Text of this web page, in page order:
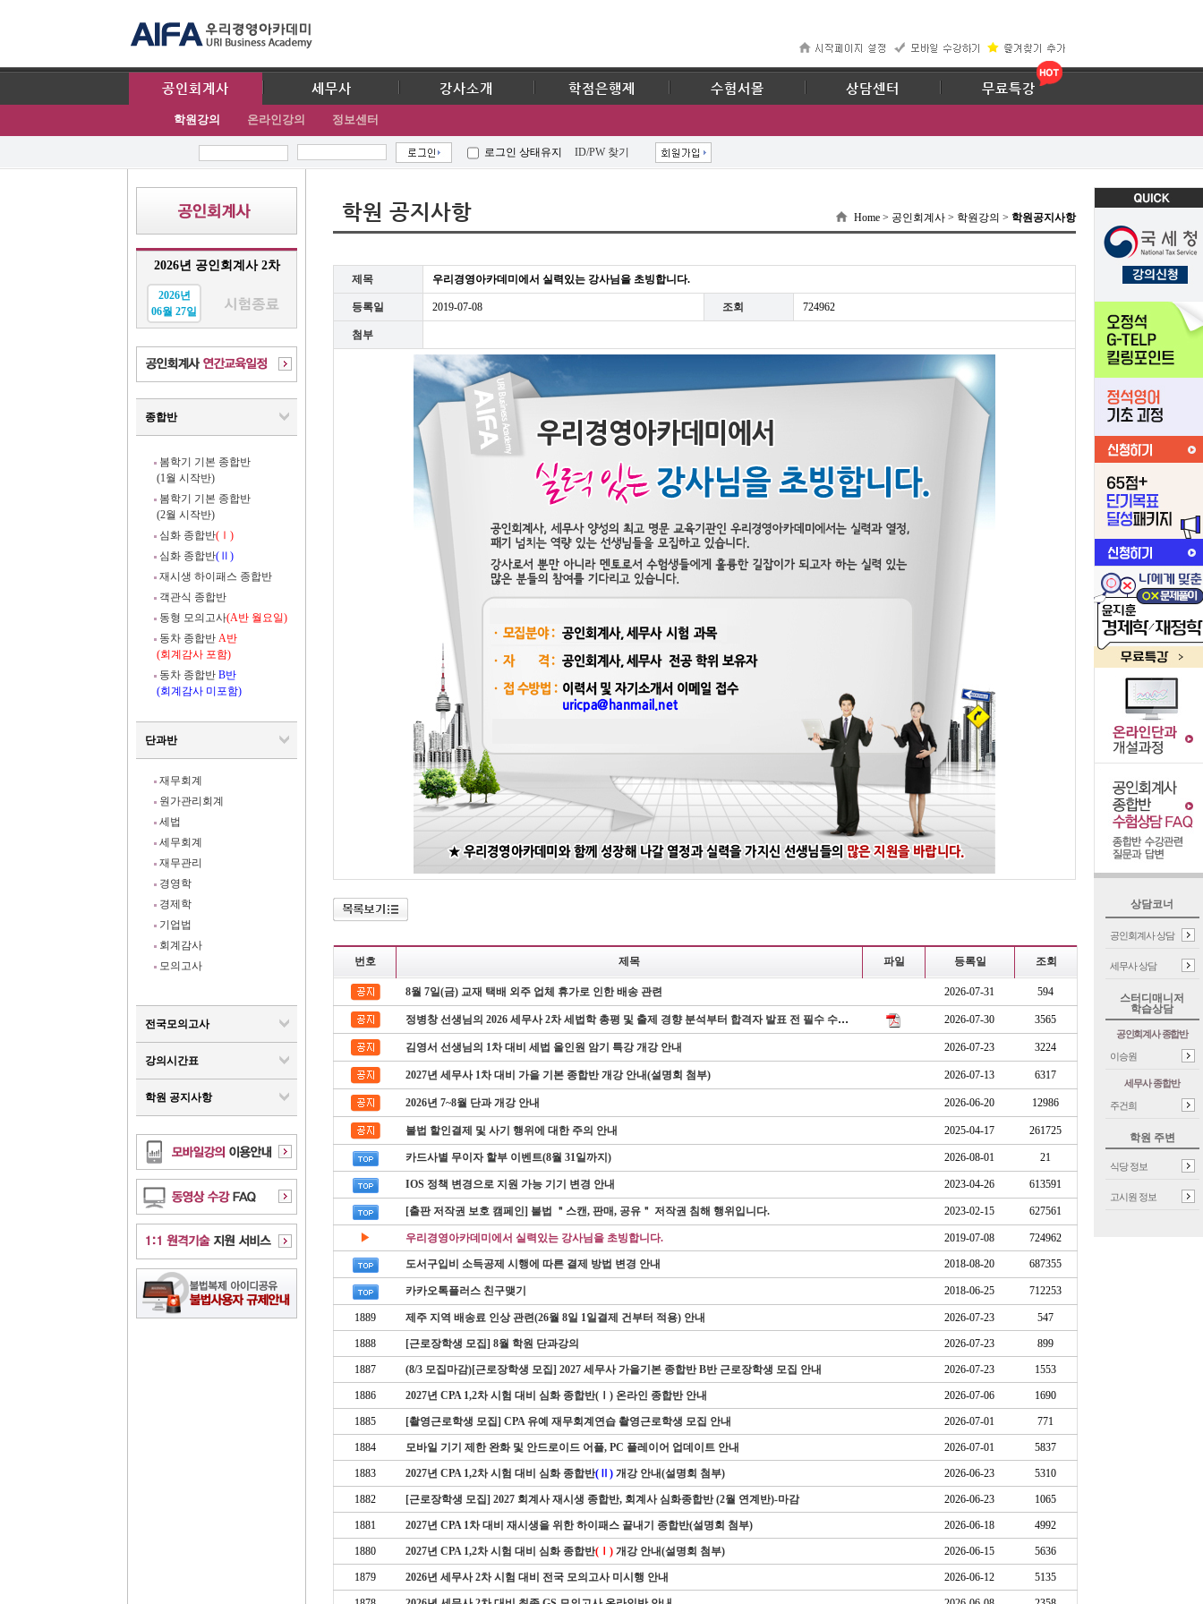
공인회계사
학원강의 온라인강의 정보센터
세무사 강사소개 학점은행제 수험서몰 상담센터 무료특강
로그인 상태유지 ID/PW 찾기
2026년 공인회계사 2차
2026년
06월 27일
종합반
봄학기 기본 종합반
(1월 시작반)
봄학기 기본 종합반
(2월 시작반)
심화 종합반(Ⅰ)
심화 종합반(Ⅱ)
재시생 하이패스 종합반
객관식 종합반
동형 모의고사(A반 월요일)
동차 종합반 A반
(회계감사 포함)
동차 종합반 B반
(회계감사 미포함)
단과반
재무회계
원가관리회계
세법
세무회계
재무관리
경영학
경제학
기업법
회계감사
모의고사
전국모의고사
강의시간표
학원 공지사항
학원 공지사항 Home > 공인회계사 > 학원강의 > 학원공지사항
제목 우리경영아카데미에서 실력있는 강사님을 초빙합니다.
등록일 2019-07-08 조회 724962
첨부
번호 제목 파일 등록일 조회
8월 7일(금) 교재 택배 외주 업체 휴가로 인한 배송 관련 2026-07-31 594
정병창 선생님의 2026 세무사 2차 세법학 총평 및 출제 경향 분석부터 합격자 발표 전 필수 수험 전략까지 2026-07-30 3565
김영서 선생님의 1차 대비 세법 올인원 암기 특강 개강 안내 2026-07-23 3224
2027년 세무사 1차 대비 가을 기본 종합반 개강 안내(설명회 첨부) 2026-07-13 6317
2026년 7~8월 단과 개강 안내 2026-06-20 12986
불법 할인결제 및 사기 행위에 대한 주의 안내 2025-04-17 261725
카드사별 무이자 할부 이벤트(8월 31일까지) 2026-08-01 21
IOS 정책 변경으로 지원 가능 기기 변경 안내 2023-04-26 613591
[출판 저작권 보호 캠페인] 불법 ＂스캔, 판매, 공유＂ 저작권 침해 행위입니다. 2023-02-15 627561
▶ 우리경영아카데미에서 실력있는 강사님을 초빙합니다. 2019-07-08 724962
도서구입비 소득공제 시행에 따른 결제 방법 변경 안내 2018-08-20 687355
카카오톡플러스 친구맺기 2018-06-25 712253
1889 제주 지역 배송료 인상 관련(26월 8일 1일결제 건부터 적용) 안내 2026-07-23 547
1888 [근로장학생 모집] 8월 학원 단과강의 2026-07-23 899
1887 (8/3 모집마감)[근로장학생 모집] 2027 세무사 가을기본 종합반 B반 근로장학생 모집 안내 2026-07-23 1553
1886 2027년 CPA 1,2차 시험 대비 심화 종합반(Ⅰ) 온라인 종합반 안내 2026-07-06 1690
1885 [촬영근로학생 모집] CPA 유예 재무회계연습 촬영근로학생 모집 안내 2026-07-01 771
1884 모바일 기기 제한 완화 및 안드로이드 어플, PC 플레이어 업데이트 안내 2026-07-01 5837
1883 2027년 CPA 1,2차 시험 대비 심화 종합반(Ⅱ) 개강 안내(설명회 첨부) 2026-06-23 5310
1882 [근로장학생 모집] 2027 회계사 재시생 종합반, 회계사 심화종합반 (2월 연계반)-마감 2026-06-23 1065
1881 2027년 CPA 1차 대비 재시생을 위한 하이패스 끝내기 종합반(설명회 첨부) 2026-06-18 4992
1880 2027년 CPA 1,2차 시험 대비 심화 종합반(Ⅰ) 개강 안내(설명회 첨부) 2026-06-15 5636
1879 2026년 세무사 2차 시험 대비 전국 모의고사 미시행 안내 2026-06-12 5135
상담코너
공인회계사 상담
세무사 상담
스터디매니저
학습상담
공인회계사 종합반
이승원
세무사 종합반
주건희
학원 주변
식당 정보
고시원 정보